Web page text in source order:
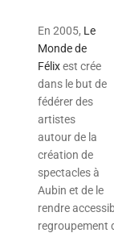
En 2005, Le
Monde de
Félixest crée
dans le but de
fédérer des
artistes
autour de la
création de
spectacles à
Aubin et de le
rendre
regroupement